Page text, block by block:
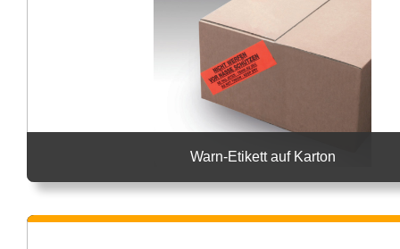
Warn-Etikett auf Karton